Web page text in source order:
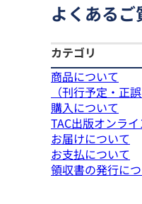
よくあるご
カテゴリ
商品について
（刊行予定・正
購入について
TAC出版オンラ
お届けについて
お支払について
領収書の発行に